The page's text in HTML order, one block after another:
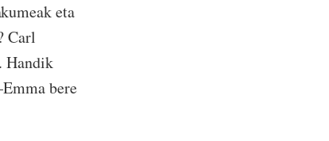
eta
Carl
Handik
bere